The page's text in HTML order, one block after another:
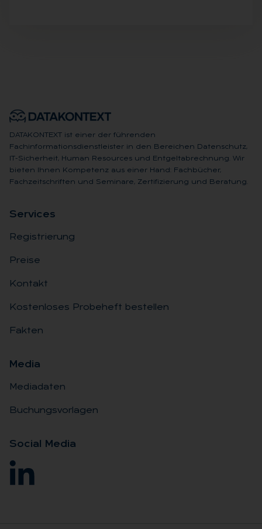
DATAKONTEXT ist einer der führenden
Fachinformationsdienstleister in den Bereichen Datenschutz,
IT-Sicherheit, Human Resources und Entgeltabrechnung. Wir
bieten Ihnen Kompetenz aus einer Hand: Fachbücher,
Fachzeitschriften und Seminare, Zertifizierung und Beratung.
Ser­vices
Registrierung
Preise
Kontakt
Kostenloses Probeheft bestellen
Fakten
Me­dia
Mediadaten
Buchungsvorlagen
So­ci­al Me­dia